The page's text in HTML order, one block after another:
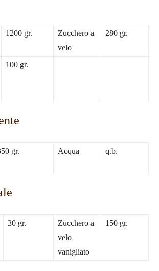
1200 gr.
Zucchero a
velo
280 gr.
100 gr.
gr. Acqua q.b.
30 gr.
Zucchero a
velo
vanigliato
150 gr.